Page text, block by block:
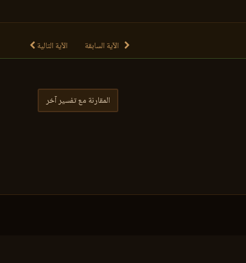
الآية السابقة الآية التالية
المقارنة مع تفسير آخر